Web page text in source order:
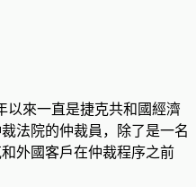
以來一直是捷克共和國經濟
法院的仲裁員，除了是一名
外國客戶在仲裁程序之前